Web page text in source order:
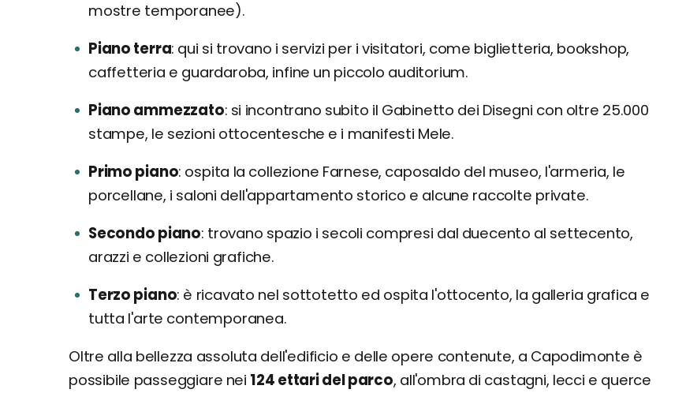
mostre temporanee).
Piano terra qui si trovano i servizi per i visitatori, come biglietteria, bookshop,
caffetteria e guardaroba, infine un piccolo auditorium.
Piano ammezzato si incontrano subito il Gabinetto dei Disegni con oltre 25.000
stampe, le sezioni ottocentesche e i manifesti Mele.
Primo piano ospita la collezione Farnese, caposaldo del museo, l'armeria, le
porcellane, i saloni dell'appartamento storico e alcune raccolte private.
Secondo piano trovano spazio i secoli compresi dal duecento al settecento,
arazzi e collezioni grafiche.
Terzo piano è ricavato nel sottotetto ed ospita l'ottocento, la galleria grafica e
tutta l'arte contemporanea.
Oltre alla bellezza assoluta dell'edificio e delle opere contenute, a Capodimonte è
possibile passeggiare nei 124 ettari del parco, all'ombra di castagni, lecci e querce